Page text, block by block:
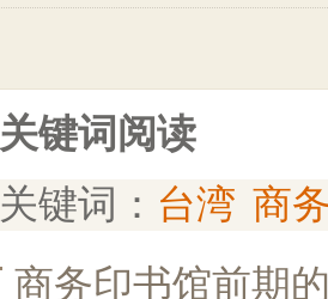
关键词阅读
关键词： 台湾 商
商务印书馆前期